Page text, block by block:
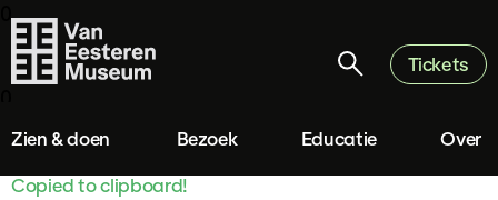
0
Tickets
Zien & doen Bezoek Educatie Over
Copied to clipboard!